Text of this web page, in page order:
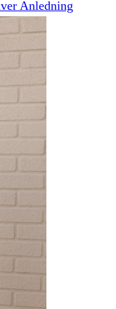
Anledning